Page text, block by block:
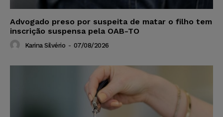
Advogado preso por suspeita de matar o filho tem
inscrição suspensa pela OAB-TO
Karina Silvério - 07/08/2026